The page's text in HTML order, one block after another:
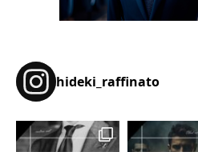
hideki_raffinato